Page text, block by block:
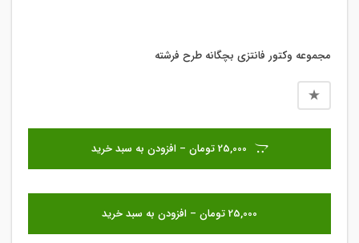
مجموعه وکتور فانتزی بچگانه طرح فرشته
25,000 تومان – افزودن به سبد خرید